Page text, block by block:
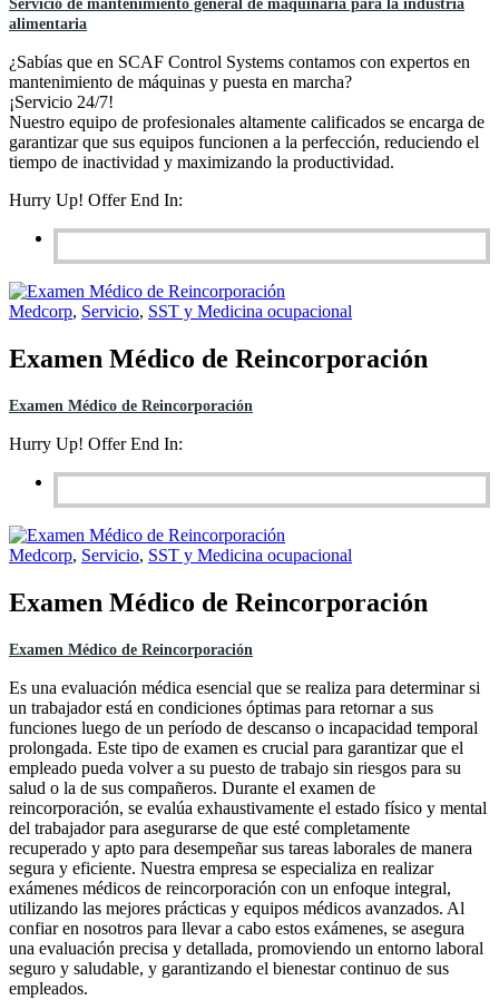
Servicio de mantenimiento general de maquinaria para la industria
alimentaria
¿Sabías que en SCAF Control Systems contamos con expertos en
mantenimiento de máquinas y puesta en marcha?
¡Servicio 24/7!
Nuestro equipo de profesionales altamente calificados se encarga de
garantizar que sus equipos funcionen a la perfección, reduciendo el
tiempo de inactividad y maximizando la productividad.
Hurry Up! Offer End In:
Medcorp, Servicio, SST y Medicina ocupacional
Examen Médico de Reincorporación
Examen Médico de Reincorporación
Hurry Up! Offer End In:
Medcorp, Servicio, SST y Medicina ocupacional
Examen Médico de Reincorporación
Examen Médico de Reincorporación
Es una evaluación médica esencial que se realiza para determinar si
un trabajador está en condiciones óptimas para retornar a sus
funciones luego de un período de descanso o incapacidad temporal
prolongada. Este tipo de examen es crucial para garantizar que el
empleado pueda volver a su puesto de trabajo sin riesgos para su
salud o la de sus compañeros. Durante el examen de
reincorporación, se evalúa exhaustivamente el estado físico y mental
del trabajador para asegurarse de que esté completamente
recuperado y apto para desempeñar sus tareas laborales de manera
segura y eficiente. Nuestra empresa se especializa en realizar
exámenes médicos de reincorporación con un enfoque integral,
utilizando las mejores prácticas y equipos médicos avanzados. Al
confiar en nosotros para llevar a cabo estos exámenes, se asegura
una evaluación precisa y detallada, promoviendo un entorno laboral
seguro y saludable, y garantizando el bienestar continuo de sus
empleados.